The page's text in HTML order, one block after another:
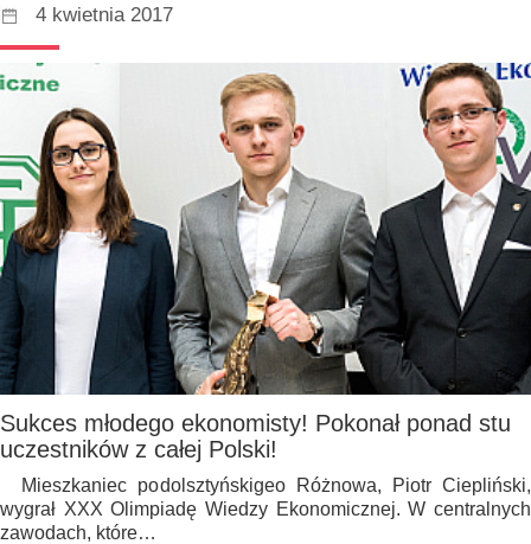
4 kwietnia 2017
Sukces młodego ekonomisty! Pokonał ponad stu
uczestników z całej Polski!
Mieszkaniec podolsztyńskigeo Różnowa, Piotr Ciepliński,
wygrał XXX Olimpiadę Wiedzy Ekonomicznej. W centralnych
zawodach, które…